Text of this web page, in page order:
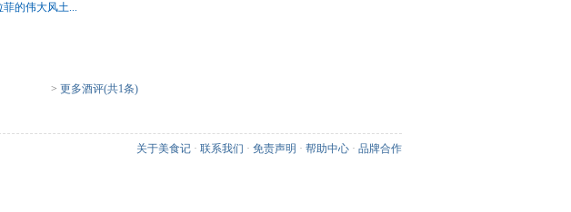
的伟大风土...
> 更多酒评(共1条)
关于美食记 · 联系我们 · 免责声明 · 帮助中心 · 品牌合作